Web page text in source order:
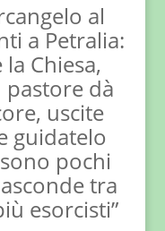
al
a Petralia:
Chiesa,
dà
uscite
guidatelo
pochi
tra
esorcisti”